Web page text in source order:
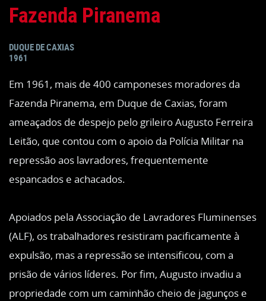
Fazenda Piranema
DUQUE DE CAXIAS
1961
Em 1961, mais de 400 camponeses moradores da
Fazenda Piranema, em Duque de Caxias, foram
ameaçados de despejo pelo grileiro Augusto Ferreira
Leitão, que contou com o apoio da Polícia Militar na
repressão aos lavradores, frequentemente
espancados e achacados.
Apoiados pela Associação de Lavradores Fluminenses
(ALF), os trabalhadores resistiram pacificamente à
expulsão, mas a repressão se intensificou, com a
prisão de vários líderes. Por fim, Augusto invadiu a
propriedade com um caminhão cheio de jagunços e